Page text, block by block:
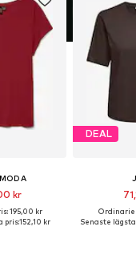
kr
195,00 kr
pris:152,10 kr
DEAL
Ordinarie
Senaste lägsta